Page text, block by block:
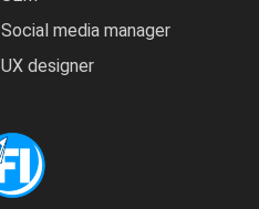
Social media manager
UX designer